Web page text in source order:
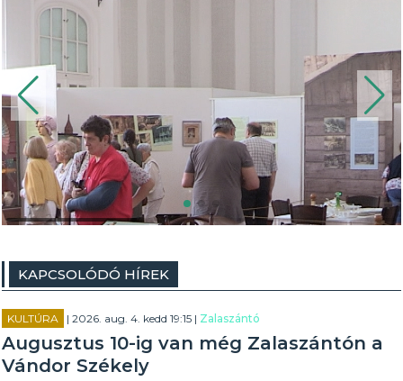
KAPCSOLÓDÓ HÍREK
KULTÚRA | 2026. aug. 4. kedd 19:15 | Zalaszántó
Augusztus 10-ig van még Zalaszántón a
Vándor Székely